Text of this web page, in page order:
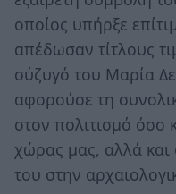
οποίος υπήρξε
απέδωσαν τίτλους
σύζυγό του Μαρία
αφορούσε τη
στον πολιτισμό όσο
χώρας μας, αλλά και
του στην